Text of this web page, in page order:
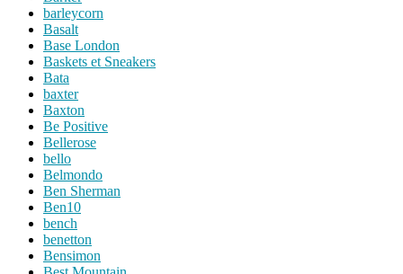
barleycorn
Basalt
Base London
Baskets et Sneakers
Bata
baxter
Baxton
Be Positive
Bellerose
bello
Belmondo
Ben Sherman
Ben10
bench
benetton
Bensimon